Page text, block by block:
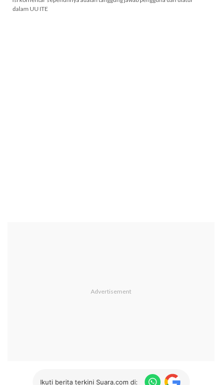
dalam UU ITE
Ikuti berita terkini Suara.com di: